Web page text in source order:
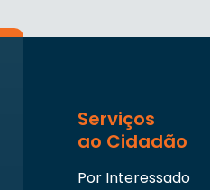
Serviços
ao Cidadão
Por Interessado